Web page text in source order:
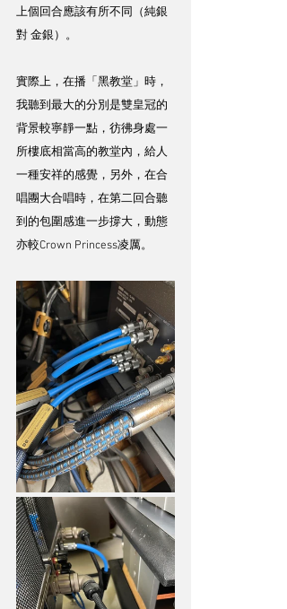
上個回合應該有所不同（純銀
對 金銀）。
實際上，在播「黑教堂」時，
我聽到最大的分別是雙皇冠的
背景較寧靜一點，彷彿身處一
所樓底相當高的教堂內，給人
一種安祥的感覺，另外，在合
唱團大合唱時，在第二回合聽
到的包圍感進一步撐大，動態
亦較Crown Princess凌厲。